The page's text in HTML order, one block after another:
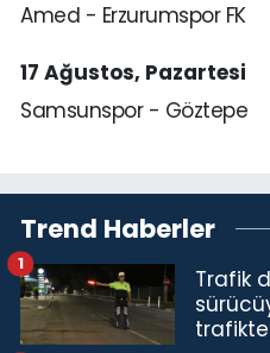
Amed - Erzurumspor FK
17 Ağustos, Pazartesi
Samsunspor - Göztepe
Trend Haberler
Trafik
1